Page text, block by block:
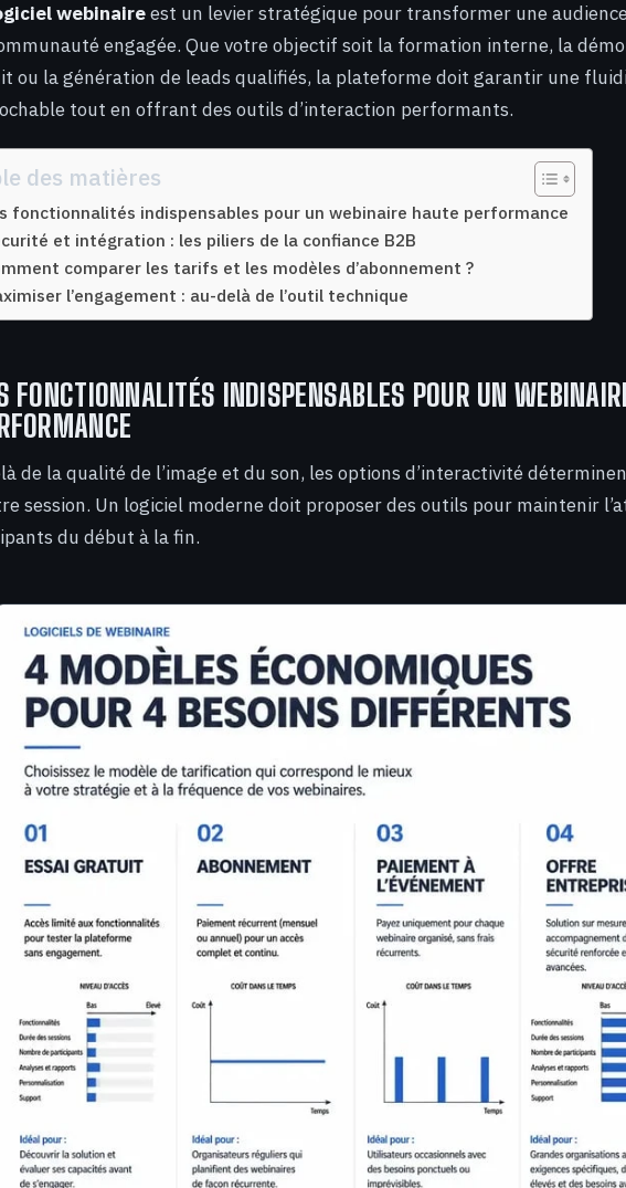
webinaireest un levier stratégique pour transformer une
engagée. Que votre objectif soit la formation interne, la
ou la génération de leads qualifiés, la plateforme doit garantir une
tout en offrant des outils d’interaction performants.
des matières
fonctionnalités indispensables pour un webinaire haute performance
et intégration : les piliers de la confiance B2B
comparer les tarifs et les modèles d’abonnement ?
l’engagement : au-delà de l’outil technique
FONCTIONNALITÉS INDISPENSABLES POUR UN
de la qualité de l’image et du son, les options d’interactivité
session. Un logiciel moderne doit proposer des outils pour maintenir
du début à la fin.